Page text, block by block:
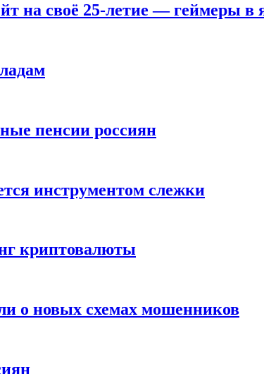
на своё 25-летие — геймеры в
пенсии россиян
инструментом слежки
криптовалюты
о новых схемах мошенников